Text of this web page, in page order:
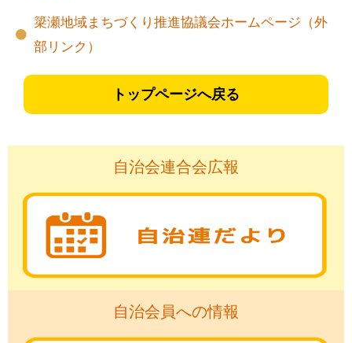
簗瀬地域まちづくり推進協議会ホームページ（外
部リンク）
トップページへ戻る
自治会連合会広報
自治会員への情報